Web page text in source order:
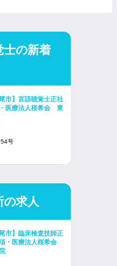
士の新着
市】言語聴覚士正社
医療法人桜希会 東
号
の求人
市】臨床検査技師正
・医療法人桜希会